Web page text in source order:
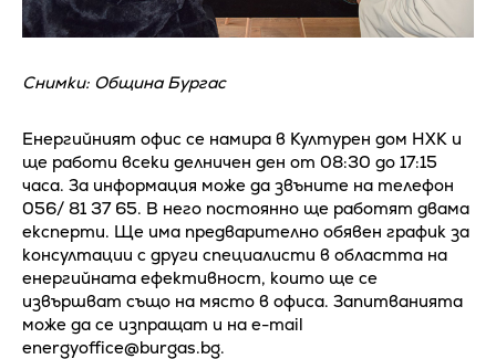
Снимки: Община Бургас
Енергийният офис се намира в Културен дом НХК и
ще работи всеки делничен ден от 08:30 до 17:15
часа. За информация може да звъните на телефон
056/ 81 37 65. В него постоянно ще работят двама
експерти. Ще има предварително обявен график за
консултации с други специалисти в областта на
енергийната ефективност, които ще се
извършват също на място в офиса. Запитванията
може да се изпращат и на e-mail
energyoffice@burgas.bg.